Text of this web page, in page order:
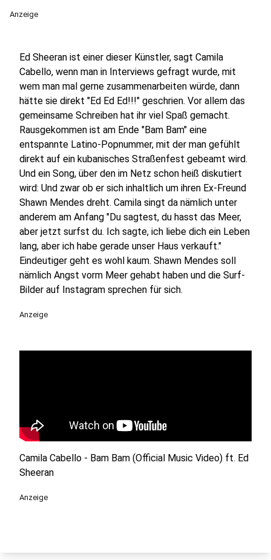
Anzeige
Ed Sheeran ist einer dieser Künstler, sagt Camila
Cabello, wenn man in Interviews gefragt wurde, mit
wem man mal gerne zusammenarbeiten würde, dann
hätte sie direkt "Ed Ed Ed!!!" geschrien. Vor allem das
gemeinsame Schreiben hat ihr viel Spaß gemacht.
Rausgekommen ist am Ende "Bam Bam" eine
entspannte Latino-Popnummer, mit der man gefühlt
direkt auf ein kubanisches Straßenfest gebeamt wird.
Und ein Song, über den im Netz schon heiß diskutiert
wird: Und zwar ob er sich inhaltlich um ihren Ex-Freund
Shawn Mendes dreht. Camila singt da nämlich unter
anderem am Anfang "Du sagtest, du hasst das Meer,
aber jetzt surfst du. Ich sagte, ich liebe dich ein Leben
lang, aber ich habe gerade unser Haus verkauft."
Eindeutiger geht es wohl kaum. Shawn Mendes soll
nämlich Angst vorm Meer gehabt haben und die Surf-
Bilder auf Instagram sprechen für sich.
Anzeige
Camila Cabello - Bam Bam (Official Music Video) ft. Ed
Sheeran
Anzeige